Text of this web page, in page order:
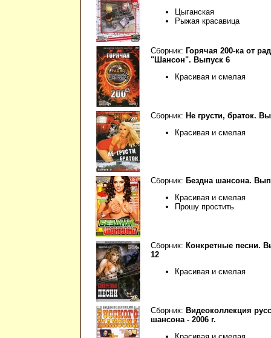
Цыганская
Рыжая красавица
Сборник: Горячая 200-ка от
"Шансон". Выпуск 6
Красивая и смелая
Сборник: Не грусти, браток.
Красивая и смелая
Сборник: Бездна шансона.
Красивая и смелая
Прошу простить
Сборник: Конкретные песни.
12
Красивая и смелая
Сборник: Видеоколлекция
шансона - 2006 г.